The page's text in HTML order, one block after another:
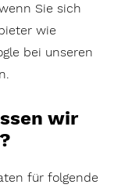
Sie sich
wie
bei unseren
wir
für folgende